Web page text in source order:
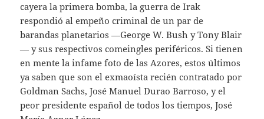
cayera la primera bomba, la guerra de Irak
respondió al empeño criminal de un par de
barandas planetarios —George W. Bush y Tony Blair
— y sus respectivos comeingles periféricos. Si tienen
en mente la infame foto de las Azores, estos últimos
ya saben que son el exmaoísta recién contratado por
Goldman Sachs, José Manuel Durao Barroso, y el
peor presidente español de todos los tiempos, José